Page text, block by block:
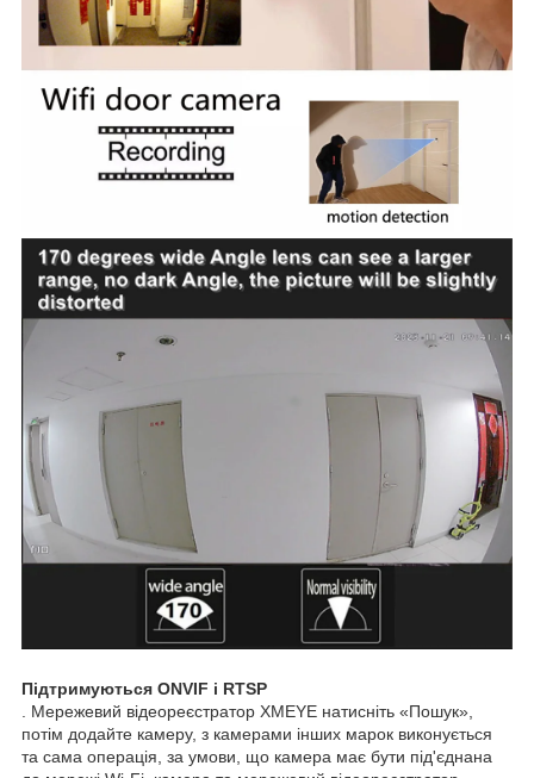
Підтримуються ONVIF і RTSP
. Мережевий відеореєстратор XMEYE натисніть «Пошук»,
потім додайте камеру, з камерами інших марок виконується
та сама операція, за умови, що камера має бути під'єднана